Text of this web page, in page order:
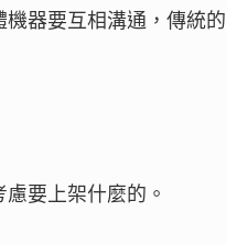
器要互相溝通，傳統的
要上架什麼的。